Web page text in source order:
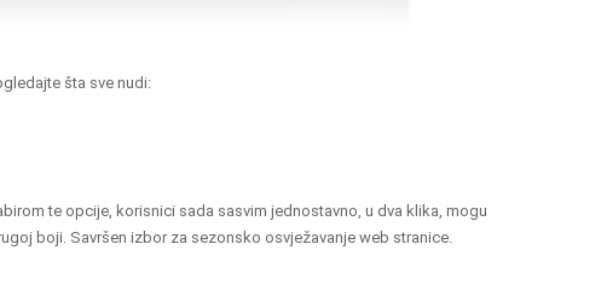
šta sve nudi:
te opcije, korisnici sada sasvim jednostavno, u dva klika, mogu
boji. Savršen izbor za sezonsko osvježavanje web stranice.